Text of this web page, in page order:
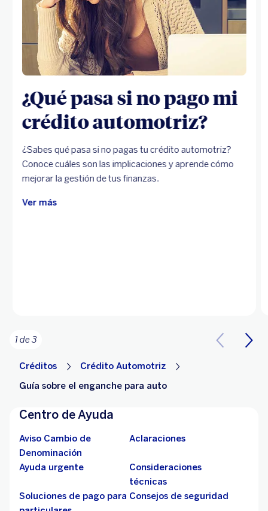
¿Qué pasa si no pago mi
crédito automotriz?
¿Sabes qué pasa si no pagas tu crédito automotriz?
Conoce cuáles son las implicaciones y aprende cómo
mejorar la gestión de tus finanzas.
Ver más
1 de 3
Créditos
Crédito Automotriz
Guía sobre el enganche para auto
Centro de Ayuda
Aviso Cambio de
Denominación
Aclaraciones
Ayuda urgente
Consideraciones
técnicas
Soluciones de pago para Consejos de seguridad